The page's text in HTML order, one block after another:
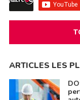
ARTICLES LES